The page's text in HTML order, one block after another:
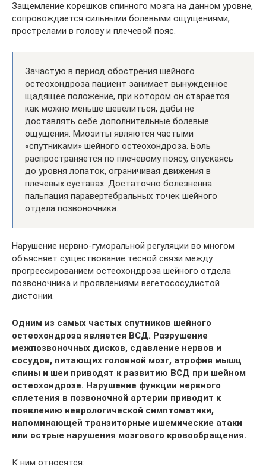
Защемление корешков спинного мозга на данном уровне,
сопровождается сильными болевыми ощущениями,
прострелами в голову и плечевой пояс.
Зачастую в период обострения шейного
остеохондроза пациент занимает вынужденное
щадящее положение, при котором он старается
как можно меньше шевелиться, дабы не
доставлять себе дополнительные болевые
ощущения. Миозиты являются частыми
«спутниками» шейного остеохондроза. Боль
распространяется по плечевому поясу, опускаясь
до уровня лопаток, ограничивая движения в
плечевых суставах. Достаточно болезненна
пальпация паравертебральных точек шейного
отдела позвоночника.
Нарушение нервно-гуморальной регуляции во многом
объясняет существование тесной связи между
прогрессированием остеохондроза шейного отдела
позвоночника и проявлениями вегетососудистой
дистонии.
Одним из самых частых спутников шейного
остеохондроза является ВСД. Разрушение
межпозвоночных дисков, сдавление нервов и
сосудов, питающих головной мозг, атрофия мышц
спины и шеи приводят к развитию ВСД при шейном
остеохондрозе. Нарушение функции нервного
сплетения в позвоночной артерии приводит к
появлению неврологической симптоматики,
напоминающей транзиторные ишемические атаки
или острые нарушения мозгового кровообращения.
К ним относятся: